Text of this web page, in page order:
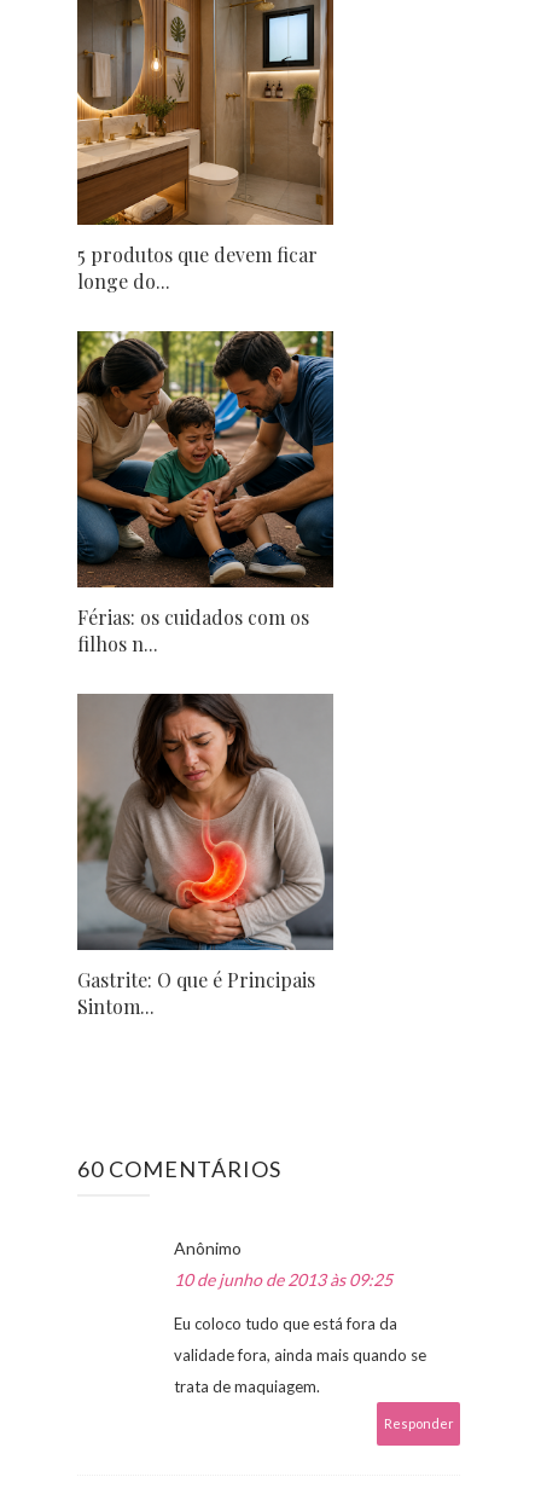
5 produtos que devem ficar
longe do...
Férias: os cuidados com os
filhos n...
Gastrite: O que é Principais
Sintom...
60 COMENTÁRIOS
Anônimo
10 de junho de 2013 às 09:25
Eu coloco tudo que está fora da
validade fora, ainda mais quando se
trata de maquiagem.
Responder